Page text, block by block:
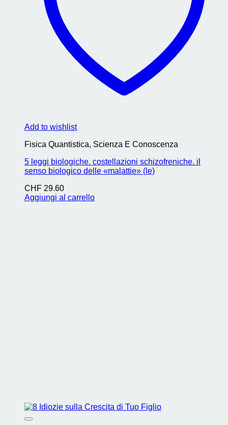
Add to wishlist
Fisica Quantistica, Scienza E Conoscenza
5 leggi biologiche. costellazioni schizofreniche. il
senso biologico delle «malattie» (le)
CHF 29.60
Aggiungi al carrello